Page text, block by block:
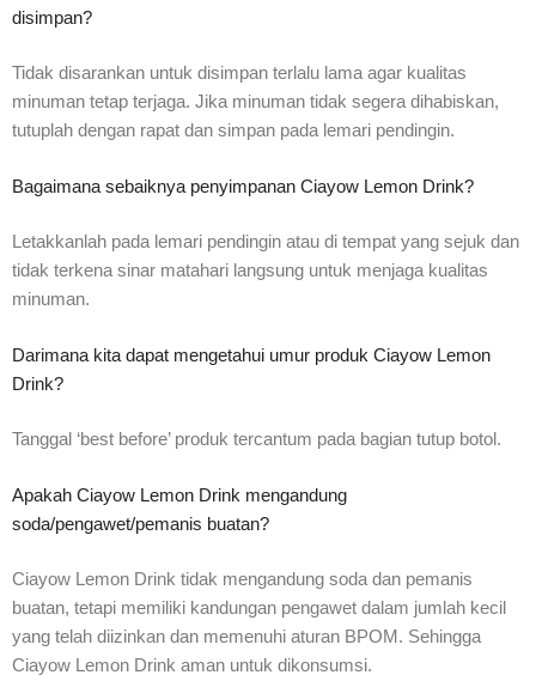
disimpan?
Tidak disarankan untuk disimpan terlalu lama agar kualitas
minuman tetap terjaga. Jika minuman tidak segera dihabiskan,
tutuplah dengan rapat dan simpan pada lemari pendingin.
Bagaimana sebaiknya penyimpanan Ciayow Lemon Drink?
Letakkanlah pada lemari pendingin atau di tempat yang sejuk dan
tidak terkena sinar matahari langsung untuk menjaga kualitas
minuman.
Darimana kita dapat mengetahui umur produk Ciayow Lemon
Drink?
Tanggal ‘best before’ produk tercantum pada bagian tutup botol.
Apakah Ciayow Lemon Drink mengandung
soda/pengawet/pemanis buatan?
Ciayow Lemon Drink tidak mengandung soda dan pemanis
buatan, tetapi memiliki kandungan pengawet dalam jumlah kecil
yang telah diizinkan dan memenuhi aturan BPOM. Sehingga
Ciayow Lemon Drink aman untuk dikonsumsi.